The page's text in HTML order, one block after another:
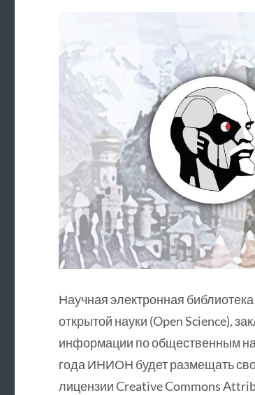
Научная электронная
открытой науки (Open Science),
информации по общественным
года ИНИОН будет размещать
лицензии Creative Commons